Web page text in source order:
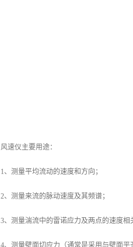
风速仪主要用途：
1、测量平均流动的速度和方向；
2、测量来流的脉动速度及其频谱；
3、测量湍流中的雷诺应力及两点的速度相
4、测量壁面切应力（通常是采用与壁面平